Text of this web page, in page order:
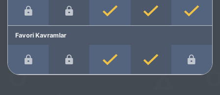
Favori Kavramlar